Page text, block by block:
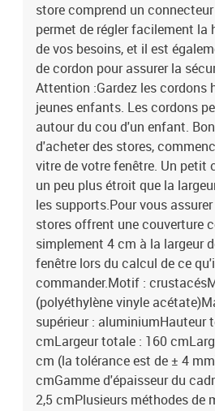
store comprend un
permet de régler facilement la
de vos besoins, et il est
de cordon pour assurer la
Attention :Gardez les cordons
jeunes enfants. Les cordons
autour du cou d'un enfant.
d'acheter des stores,
vitre de votre fenêtre. Un petit
un peu plus étroit que la
les supports.Pour vous
stores offrent une couverture
simplement 4 cm à la largeur
fenêtre lors du calcul de ce
commander.Motif :
(polyéthylène vinyle
supérieur : aluminiumHauteur
cmLargeur totale : 160
cm (la tolérance est de ± 4
cmGamme d'épaisseur du
2,5 cmPlusieurs méthodes de